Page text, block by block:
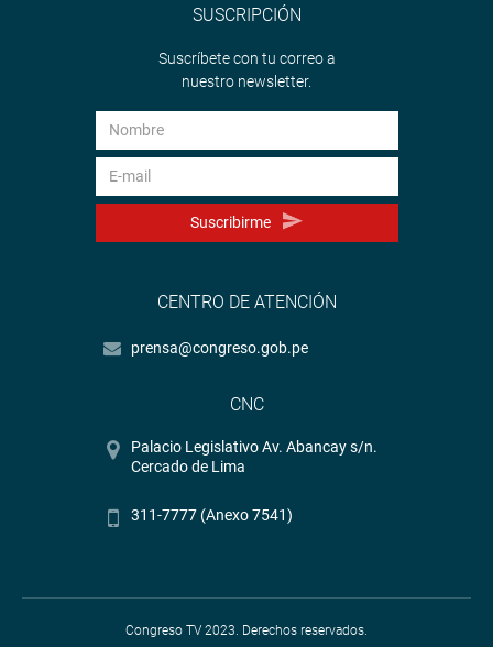
SUSCRIPCIÓN
Suscríbete con tu correo a
nuestro newsletter.
Suscribirme
CENTRO DE ATENCIÓN
prensa@congreso.gob.pe
CNC
Palacio Legislativo Av. Abancay s/n.
Cercado de Lima
311-7777 (Anexo 7541)
Congreso TV 2023. Derechos reservados.